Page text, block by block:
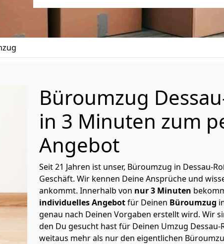
Büroumzug
in 3 Minuten zum
Angebot
Seit 21 Jahren ist unser, Büroumzug in Dessau-
Geschäft. Wir kennen Deine Ansprüche und
ankommt. Innerhalb von nur 3 Minuten
individuelles Angebotfür Deinen Büroumzug
genau nach Deinen Vorgaben erstellt wird. Wir
den Du gesucht hast für Deinen Umzug
weitaus mehr als nur den eigentlichen